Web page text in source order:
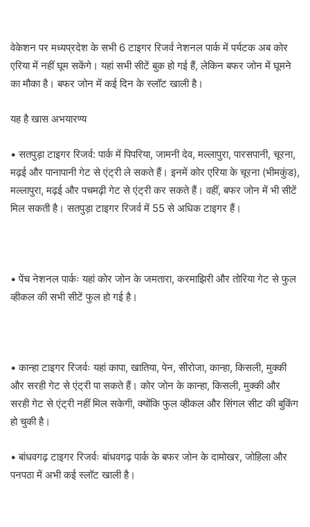
वेकेशन पर मध्यप्रदेश के सभी 6 टाइगर रिजर्व नेशनल पार्क में पर्यटक अब कोर
एरिया में नहीं घूम सकेंगे। यहां सभी सीटें बुक हो गई हैं, लेकिन बफर जोन में घूमने
का मौका है। बफर जोन में कई दिन के स्लॉट खाली है।
यह है खास अभयारण्य
• सतपुड़ा टाइगर रिजर्व: पार्क में पिपरिया, जामनी देव, मल्लापुरा, पारसपानी, चूरना,
मढ़ई और पानापानी गेट से एंट्री ले सकते हैं। इनमें कोर एरिया के चूरना (भीमकुंड),
मल्लापुरा, मढ़ई और पचमढ़ी गेट से एंट्री कर सकते हैं। वहीं, बफर जोन में भी सीटें
मिल सकती है। सतपुड़ा टाइगर रिजर्व में 55 से अधिक टाइगर हैं।
• पेंच नेशनल पार्कः यहां कोर जोन के जमतारा, करमाझिरी और तोरिया गेट से फुल
व्हीकल की सभी सीटें फुल हो गई है।
• कान्हा टाइगर रिजर्वः यहां कापा, खातिया, पेन, सीरोजा, कान्हा, किसली, मुक्की
और सरही गेट से एंट्री पा सकते हैं। कोर जोन के कान्हा, किसली, मुक्की और
सरही गेट से एंट्री नहीं मिल सकेगी, क्योंकि फुल व्हीकल और सिंगल सीट की बुकिंग
हो चुकी है।
• बांधवगढ़ टाइगर रिजर्वः बांधवगढ़ पार्क के बफर जोन के दामोखर, जोहिला और
पनपठा में अभी कई स्लॉट खाली है।